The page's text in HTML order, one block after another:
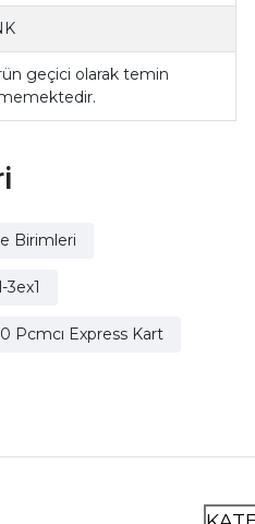
geçici olarak temin
Birimleri
3ex1
Pcmcı Express Kart